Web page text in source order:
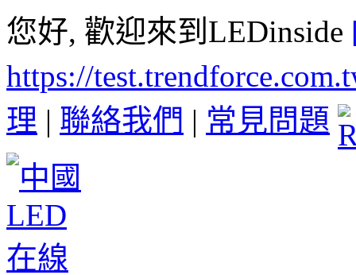
您好, 歡迎來到LEDinside
https://
理 | 聯絡我們 | 常見問題